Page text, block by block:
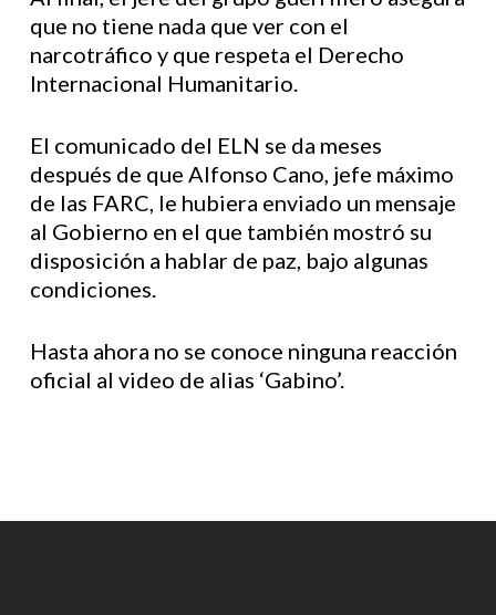
que no tiene nada que ver con el
narcotráfico y que respeta el Derecho
Internacional Humanitario.
El comunicado del ELN se da meses
después de que Alfonso Cano, jefe máximo
de las FARC, le hubiera enviado un mensaje
al Gobierno en el que también mostró su
disposición a hablar de paz, bajo algunas
condiciones.
Hasta ahora no se conoce ninguna reacción
oficial al video de alias ‘Gabino’.